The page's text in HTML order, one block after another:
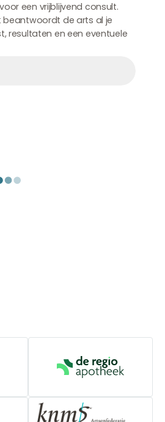
een vrijblijvend consult.
beantwoordt de arts al je
resultaten en een eventuele
medicijnenDe Regio